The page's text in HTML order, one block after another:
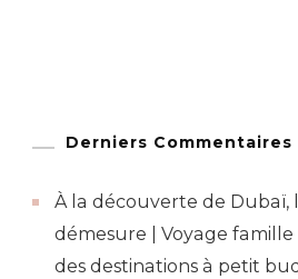
Derniers Commentaires
À la découverte de Dubaï,
démesure | Voyage famille
des destinations à petit